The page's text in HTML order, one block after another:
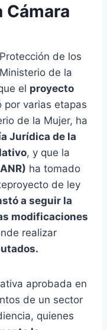
Cámara
de los
de la
el proyecto
por varias etapas
de la Mujer, ha
Jurídica de la
, y que la
ha tomado
de ley
a seguir la
modificaciones
realizar
aprobada en
de un sector
quienes